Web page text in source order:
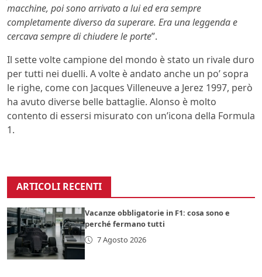
macchine, poi sono arrivato a lui ed era sempre
completamente diverso da superare. Era una leggenda e
cercava sempre di chiudere le porte”.
Il sette volte campione del mondo è stato un rivale duro
per tutti nei duelli. A volte è andato anche un po’ sopra
le righe, come con Jacques Villeneuve a Jerez 1997, però
ha avuto diverse belle battaglie. Alonso è molto
contento di essersi misurato con un’icona della Formula
1.
ARTICOLI RECENTI
Vacanze obbligatorie in F1: cosa sono e
perché fermano tutti
7 Agosto 2026